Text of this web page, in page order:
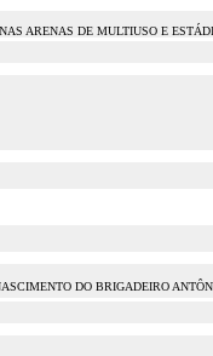
ARENAS DE MULTIUSO E
DO BRIGADEIRO